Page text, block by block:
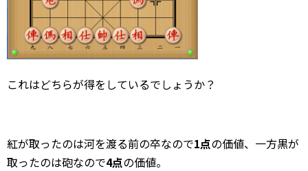
これはどちらが得をしているでしょうか？
紅が取ったのは河を渡る前の卒なので1点の価値、一方黒が
取ったのは砲なので4点の価値。